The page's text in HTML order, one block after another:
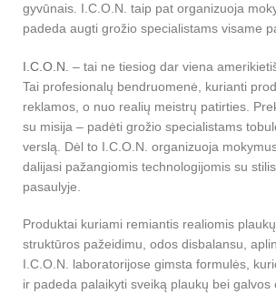
gyvūnais. I.C.O.N. taip pat organizuoja
padeda augti grožio specialistams visame
I.C.O.N. – tai ne tiesiog dar viena
Tai profesionalų bendruomenė, kurianti
reklamos, o nuo realių meistrų patirties.
su misija – padėti grožio specialistams
verslą. Dėl to I.C.O.N. organizuoja
dalijasi pažangiomis technologijomis su
pasaulyje.
Produktai kuriami remiantis realiomis
struktūros pažeidimu, odos disbalansu,
I.C.O.N. laboratorijose gimsta formulės,
ir padeda palaikyti sveiką plaukų bei galvos